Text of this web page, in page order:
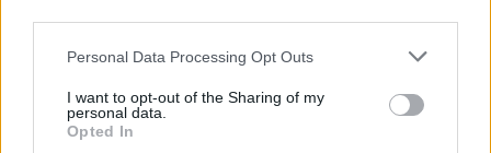
Please note that this website/app uses one or more Google
not limited to your visit or usage behaviour. You may click to
grant or deny consent to Google and its third-party tags to
use your data for below specified purposes in below Google
Personal Data Processing Opt Outs
I want to opt-out of the Sharing of my
personal data.
Opted In
ÖSSZEFOGLALÓ